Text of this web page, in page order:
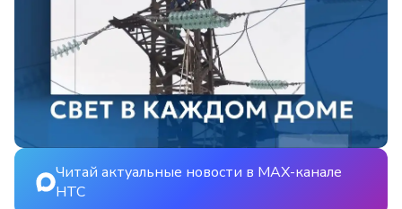
Читай актуальные новости в MAX-канале
НТС